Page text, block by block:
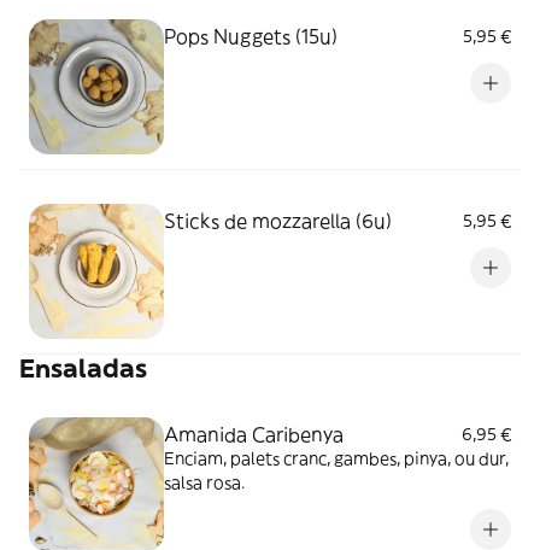
Pops Nuggets (15u) 5,95 €
Sticks de mozzarella (6u) 5,95 €
Ensaladas
Amanida Caribenya
6,95 €
Enciam, palets cranc, gambes, pinya, ou dur,
salsa rosa.